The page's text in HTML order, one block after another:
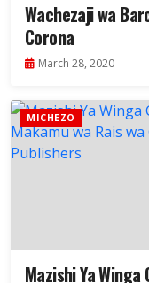
Wachezaji wa
Corona
March 28, 2020
MICHEZO
Mazishi Ya